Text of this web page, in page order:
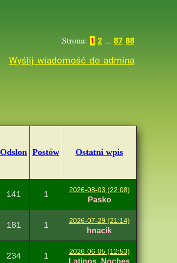
Strona: 1 2 ... 87 88
Wyślij wiadomość do admina
Odsłon Postów Ostatni wpis
141 1 2026-08-03 (22:08)
Pasko
181 1 2026-07-29 (21:14)
hnacik
234 1 2026-06-05 (12:53)
Latinos_Noches